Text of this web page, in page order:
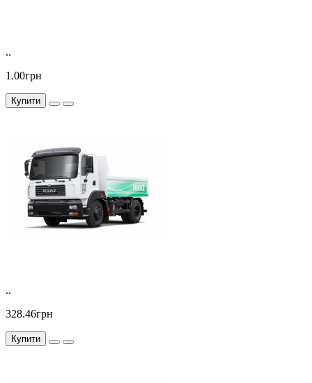
..
1.00грн
Купити
..
328.46грн
Купити